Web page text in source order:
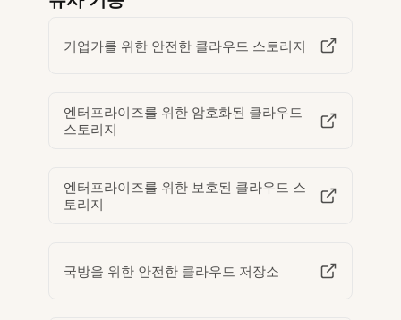
기업가를 위한 안전한 클라우드 스토리지
엔터프라이즈를 위한 암호화된 클라우드
스토리지
엔터프라이즈를 위한 보호된 클라우드 스
토리지
국방을 위한 안전한 클라우드 저장소